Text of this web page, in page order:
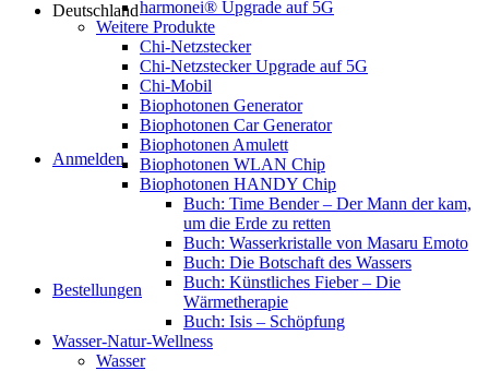
Deutschland
Anmelden
Bestellungen
harmonei® Upgrade auf 5G
Weitere Produkte
Chi-Netzstecker
Chi-Netzstecker Upgrade auf 5G
Chi-Mobil
Biophotonen Generator
Biophotonen Car Generator
Biophotonen Amulett
Biophotonen WLAN Chip
Biophotonen HANDY Chip
Buch: Time Bender – Der Mann der kam,
um die Erde zu retten
Buch: Wasserkristalle von Masaru Emoto
Buch: Die Botschaft des Wassers
Buch: Künstliches Fieber – Die
Wärmetherapie
Buch: Isis – Schöpfung
Wasser-Natur-Wellness
Wasser